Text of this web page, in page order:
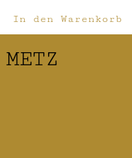
In den Warenkorb